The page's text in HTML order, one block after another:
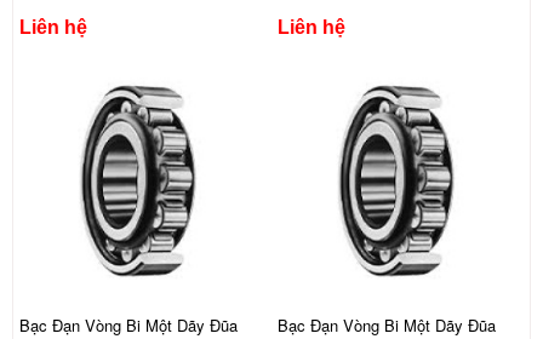
Liên hệ Liên hệ
Bạc Đạn Vòng Bi Một Dãy Đũa
Bạc Đạn Vòng Bi Một Dãy Đũa